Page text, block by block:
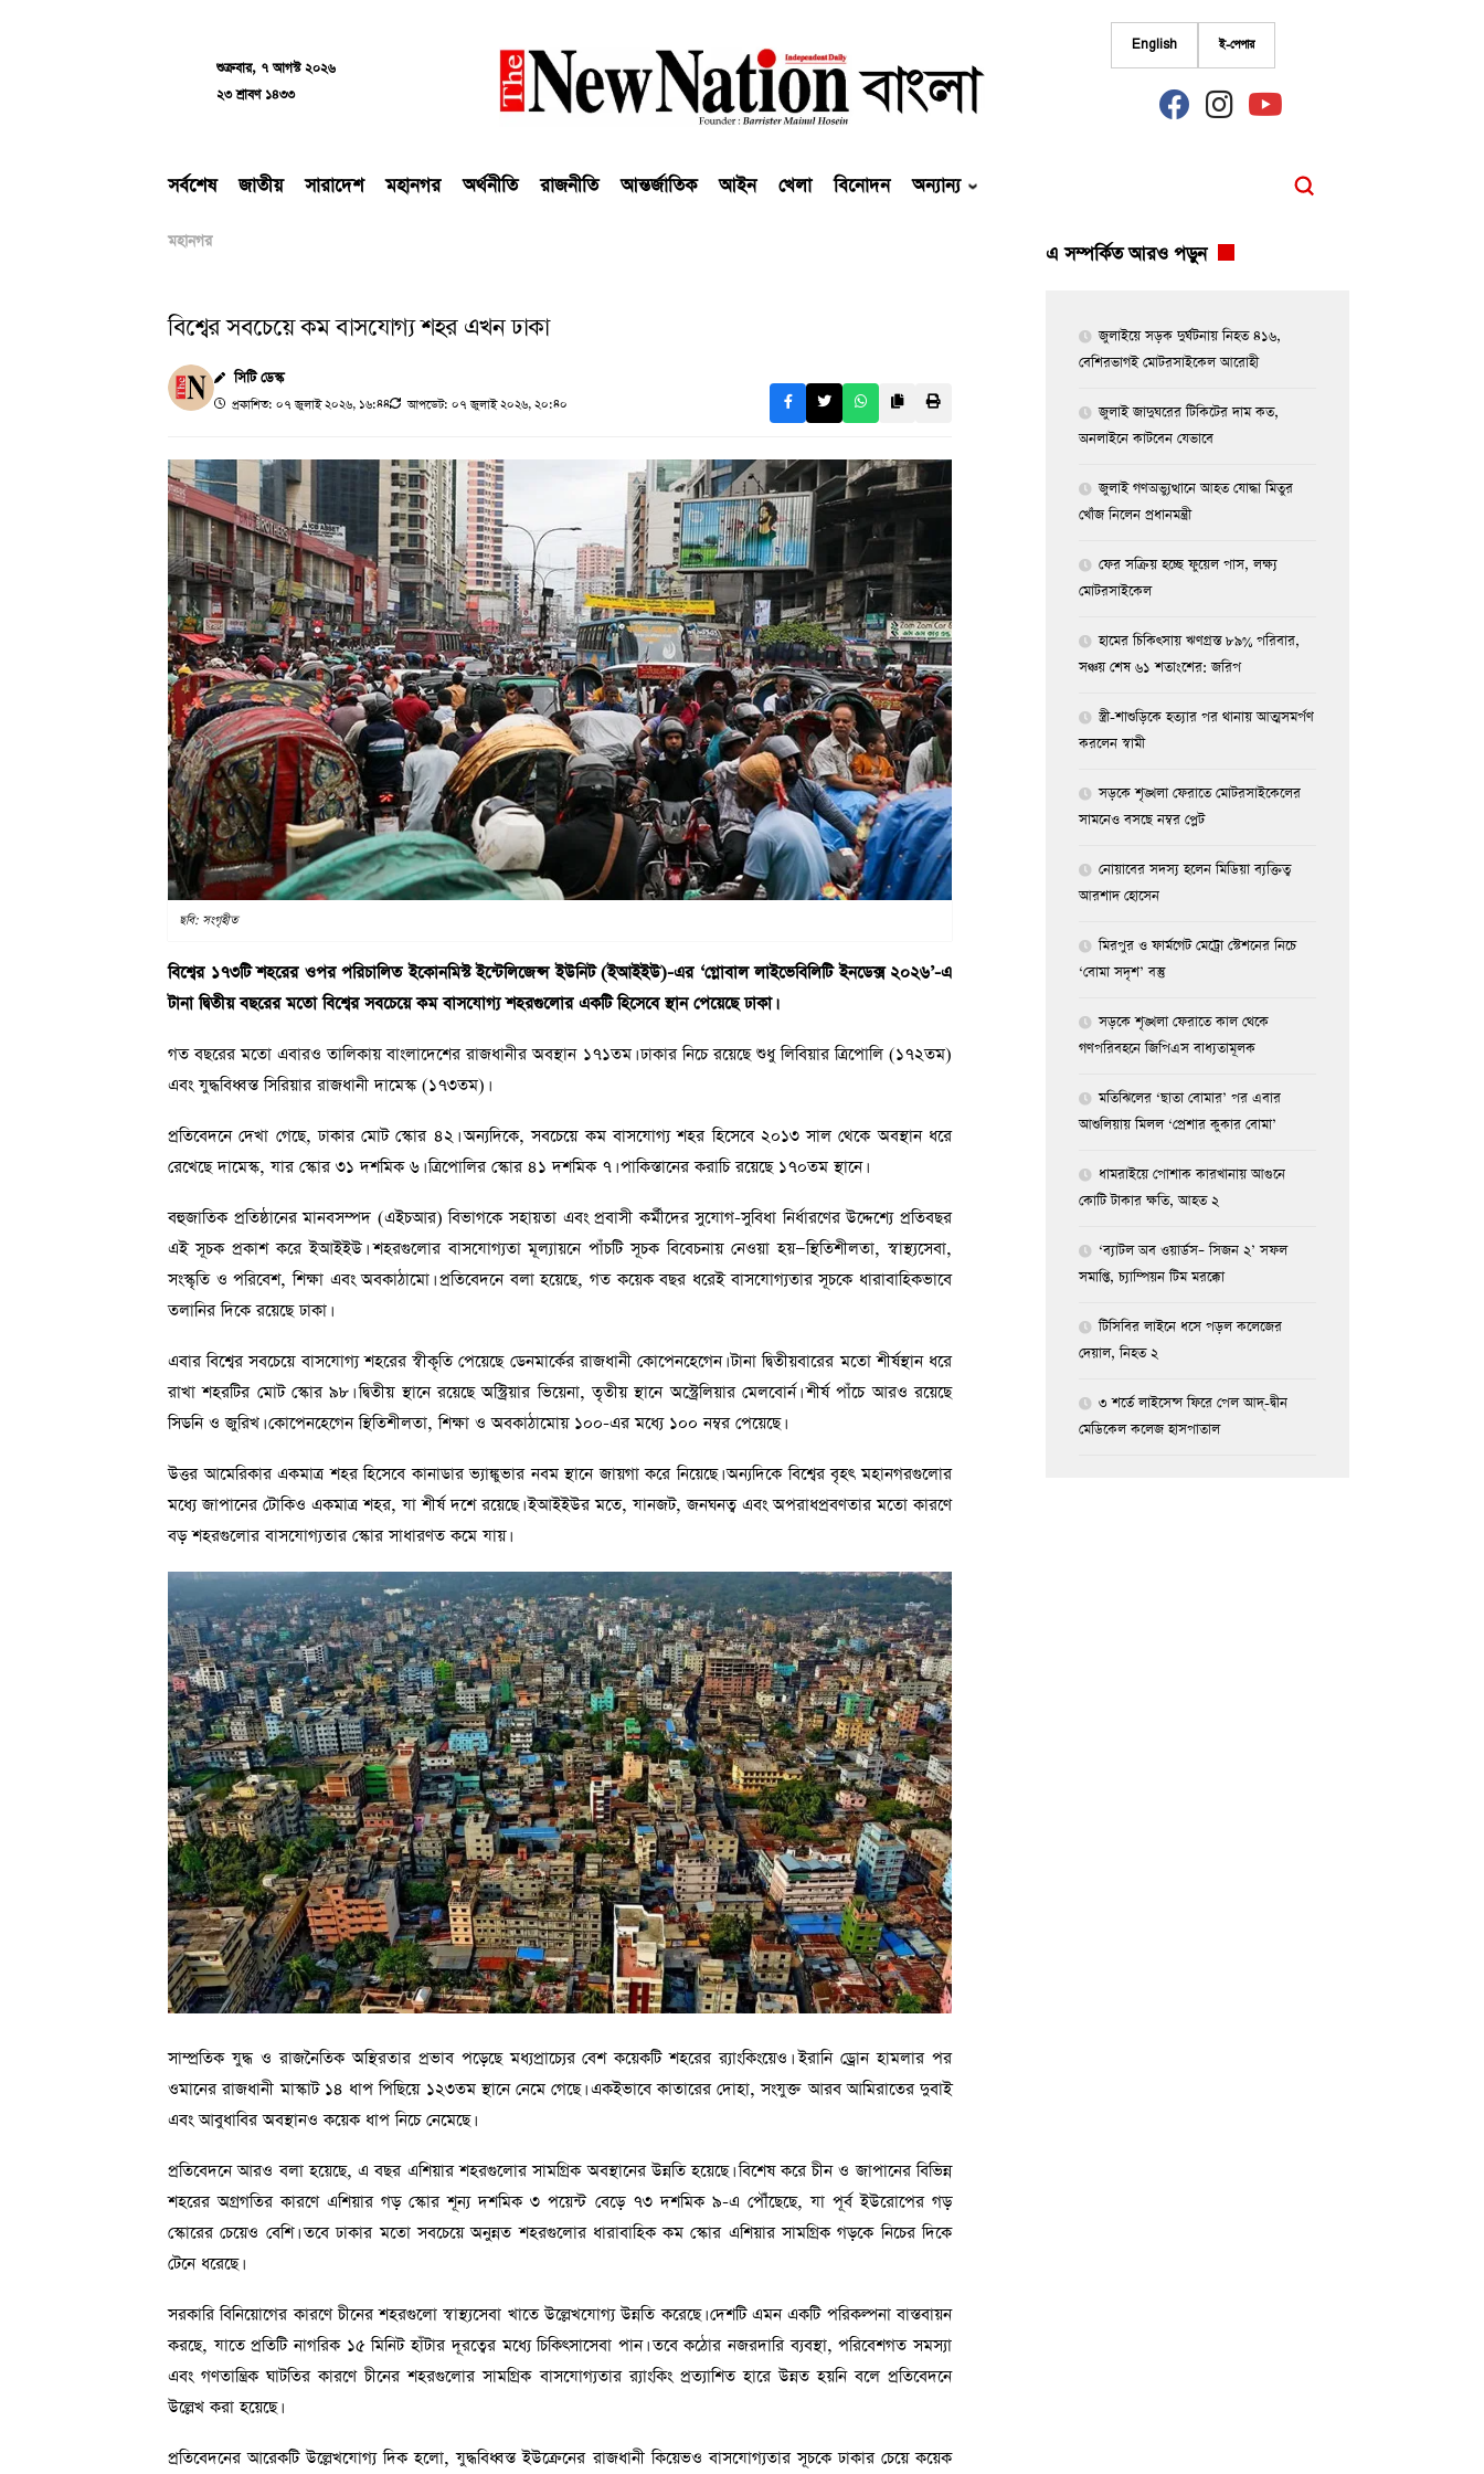
শুক্রবার, ৭ আগস্ট ২০২৬
২৩ শ্রাবণ ১৪৩৩
English ই-পেপার
fab
fa-
fab
fa-
fab
fa-
সর্বশেষ জাতীয় সারাদেশ মহানগর অর্থনীতি রাজনীতি আন্তর্জাতিক আইন খেলা বিনোদন অন্যান্য
মহানগর
বিশ্বের সবচেয়ে কম বাসযোগ্য শহর এখন ঢাকা
সিটি ডেস্ক
প্রকাশিত: ০৭ জুলাই ২০২৬, ১৬:৪৪ আপডেট: ০৭ জুলাই ২০২৬, ২০:৪০
ছবি: সংগৃহীত
বিশ্বের ১৭৩টি শহরের ওপর পরিচালিত ইকোনমিস্ট ইন্টেলিজেন্স ইউনিট (ইআইইউ)-এর ‘গ্লোবাল লাইভেবিলিটি ইনডেক্স ২০২৬’-এ
টানা দ্বিতীয় বছরের মতো বিশ্বের সবচেয়ে কম বাসযোগ্য শহরগুলোর একটি হিসেবে স্থান পেয়েছে ঢাকা।
গত বছরের মতো এবারও তালিকায় বাংলাদেশের রাজধানীর অবস্থান ১৭১তম। ঢাকার নিচে রয়েছে শুধু লিবিয়ার ত্রিপোলি (১৭২তম)
এবং যুদ্ধবিধ্বস্ত সিরিয়ার রাজধানী দামেস্ক (১৭৩তম)।
প্রতিবেদনে দেখা গেছে, ঢাকার মোট স্কোর ৪২। অন্যদিকে, সবচেয়ে কম বাসযোগ্য শহর হিসেবে ২০১৩ সাল থেকে অবস্থান ধরে
রেখেছে দামেস্ক, যার স্কোর ৩১ দশমিক ৬। ত্রিপোলির স্কোর ৪১ দশমিক ৭। পাকিস্তানের করাচি রয়েছে ১৭০তম স্থানে।
বহুজাতিক প্রতিষ্ঠানের মানবসম্পদ (এইচআর) বিভাগকে সহায়তা এবং প্রবাসী কর্মীদের সুযোগ-সুবিধা নির্ধারণের উদ্দেশ্যে প্রতিবছর
এই সূচক প্রকাশ করে ইআইইউ। শহরগুলোর বাসযোগ্যতা মূল্যায়নে পাঁচটি সূচক বিবেচনায় নেওয়া হয়—স্থিতিশীলতা, স্বাস্থ্যসেবা,
সংস্কৃতি ও পরিবেশ, শিক্ষা এবং অবকাঠামো। প্রতিবেদনে বলা হয়েছে, গত কয়েক বছর ধরেই বাসযোগ্যতার সূচকে ধারাবাহিকভাবে
তলানির দিকে রয়েছে ঢাকা।
এবার বিশ্বের সবচেয়ে বাসযোগ্য শহরের স্বীকৃতি পেয়েছে ডেনমার্কের রাজধানী কোপেনহেগেন। টানা দ্বিতীয়বারের মতো শীর্ষস্থান ধরে
রাখা শহরটির মোট স্কোর ৯৮। দ্বিতীয় স্থানে রয়েছে অস্ট্রিয়ার ভিয়েনা, তৃতীয় স্থানে অস্ট্রেলিয়ার মেলবোর্ন। শীর্ষ পাঁচে আরও রয়েছে
সিডনি ও জুরিখ। কোপেনহেগেন স্থিতিশীলতা, শিক্ষা ও অবকাঠামোয় ১০০-এর মধ্যে ১০০ নম্বর পেয়েছে।
উত্তর আমেরিকার একমাত্র শহর হিসেবে কানাডার ভ্যাঙ্কুভার নবম স্থানে জায়গা করে নিয়েছে। অন্যদিকে বিশ্বের বৃহৎ মহানগরগুলোর
মধ্যে জাপানের টোকিও একমাত্র শহর, যা শীর্ষ দশে রয়েছে। ইআইইউর মতে, যানজট, জনঘনত্ব এবং অপরাধপ্রবণতার মতো কারণে
বড় শহরগুলোর বাসযোগ্যতার স্কোর সাধারণত কমে যায়।
সাম্প্রতিক যুদ্ধ ও রাজনৈতিক অস্থিরতার প্রভাব পড়েছে মধ্যপ্রাচ্যের বেশ কয়েকটি শহরের র‌্যাংকিংয়েও। ইরানি ড্রোন হামলার পর
ওমানের রাজধানী মাস্কাট ১৪ ধাপ পিছিয়ে ১২৩তম স্থানে নেমে গেছে। একইভাবে কাতারের দোহা, সংযুক্ত আরব আমিরাতের দুবাই
এবং আবুধাবির অবস্থানও কয়েক ধাপ নিচে নেমেছে।
প্রতিবেদনে আরও বলা হয়েছে, এ বছর এশিয়ার শহরগুলোর সামগ্রিক অবস্থানের উন্নতি হয়েছে। বিশেষ করে চীন ও জাপানের বিভিন্ন
শহরের অগ্রগতির কারণে এশিয়ার গড় স্কোর শূন্য দশমিক ৩ পয়েন্ট বেড়ে ৭৩ দশমিক ৯-এ পৌঁছেছে, যা পূর্ব ইউরোপের গড়
স্কোরের চেয়েও বেশি। তবে ঢাকার মতো সবচেয়ে অনুন্নত শহরগুলোর ধারাবাহিক কম স্কোর এশিয়ার সামগ্রিক গড়কে নিচের দিকে
টেনে ধরেছে।
সরকারি বিনিয়োগের কারণে চীনের শহরগুলো স্বাস্থ্যসেবা খাতে উল্লেখযোগ্য উন্নতি করেছে। দেশটি এমন একটি পরিকল্পনা বাস্তবায়ন
করছে, যাতে প্রতিটি নাগরিক ১৫ মিনিট হাঁটার দূরত্বের মধ্যে চিকিৎসাসেবা পান। তবে কঠোর নজরদারি ব্যবস্থা, পরিবেশগত সমস্যা
এবং গণতান্ত্রিক ঘাটতির কারণে চীনের শহরগুলোর সামগ্রিক বাসযোগ্যতার র‌্যাংকিং প্রত্যাশিত হারে উন্নত হয়নি বলে প্রতিবেদনে
উল্লেখ করা হয়েছে।
প্রতিবেদনের আরেকটি উল্লেখযোগ্য দিক হলো, যুদ্ধবিধ্বস্ত ইউক্রেনের রাজধানী কিয়েভও বাসযোগ্যতার সূচকে ঢাকার চেয়ে কয়েক
এ সম্পর্কিত আরও পড়ুন
জুলাইয়ে সড়ক দুর্ঘটনায় নিহত ৪১৬,
বেশিরভাগই মোটরসাইকেল আরোহী
জুলাই জাদুঘরের টিকিটের দাম কত,
অনলাইনে কাটবেন যেভাবে
জুলাই গণঅভ্যুত্থানে আহত যোদ্ধা মিতুর
খোঁজ নিলেন প্রধানমন্ত্রী
ফের সক্রিয় হচ্ছে ফুয়েল পাস, লক্ষ্য
মোটরসাইকেল
হামের চিকিৎসায় ঋণগ্রস্ত ৮৯% পরিবার,
সঞ্চয় শেষ ৬১ শতাংশের: জরিপ
স্ত্রী-শাশুড়িকে হত্যার পর থানায় আত্মসমর্পণ
করলেন স্বামী
সড়কে শৃঙ্খলা ফেরাতে মোটরসাইকেলের
সামনেও বসছে নম্বর প্লেট
নোয়াবের সদস্য হলেন মিডিয়া ব্যক্তিত্ব
আরশাদ হোসেন
মিরপুর ও ফার্মগেট মেট্রো স্টেশনের নিচে
‘বোমা সদৃশ’ বস্তু
সড়কে শৃঙ্খলা ফেরাতে কাল থেকে
গণপরিবহনে জিপিএস বাধ্যতামূলক
মতিঝিলের ‘ছাতা বোমার’ পর এবার
আশুলিয়ায় মিলল ‘প্রেশার কুকার বোমা’
ধামরাইয়ে পোশাক কারখানায় আগুনে
কোটি টাকার ক্ষতি, আহত ২
‘ব্যাটল অব ওয়ার্ডস– সিজন ২’ সফল
সমাপ্তি, চ্যাম্পিয়ন টিম মরক্কো
টিসিবির লাইনে ধসে পড়ল কলেজের
দেয়াল, নিহত ২
৩ শর্তে লাইসেন্স ফিরে পেল আদ্-দ্বীন
মেডিকেল কলেজ হাসপাতাল